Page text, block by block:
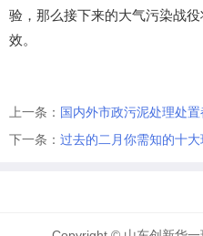
验，那么接下来的大气污染战
效。
上一条： 国内外市政污泥处理处
下一条： 过去的二月你需知的十